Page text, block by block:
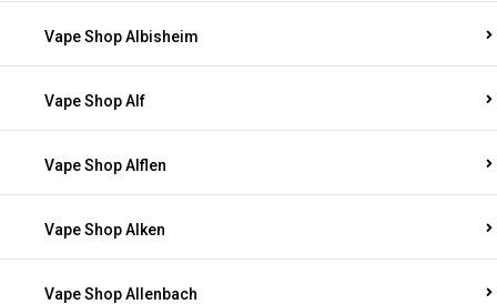
Vape Shop Albisheim
Vape Shop Alf
Vape Shop Alflen
Vape Shop Alken
Vape Shop Allenbach